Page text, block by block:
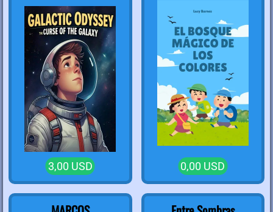
3,00 USD 0,00 USD